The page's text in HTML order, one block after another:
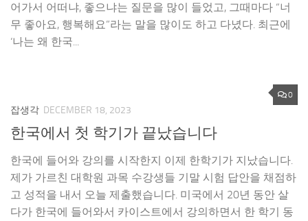
어가서 어떠냐, 좋으냐는 질문을 많이 들었고, 그때마다 “너
무 좋아요, 행복해요”라는 말을 많이도 하고 다녔다. 최근에
‘나는 왜 한국...
0
잡생각 DECEMBER 18, 2023
한국에서 첫 학기가 끝났습니다
한국에 들어와 강의를 시작한지 이제 한학기가 지났습니다.
제가 가르친 대학원 과목 수강생들 기말 시험 답안을 채점하
고 성적을 내서 오늘 제출했습니다. 미국에서 20년 동안 살
다가 한국에 들어와서 카이스트에서 강의하면서 한 학기 동